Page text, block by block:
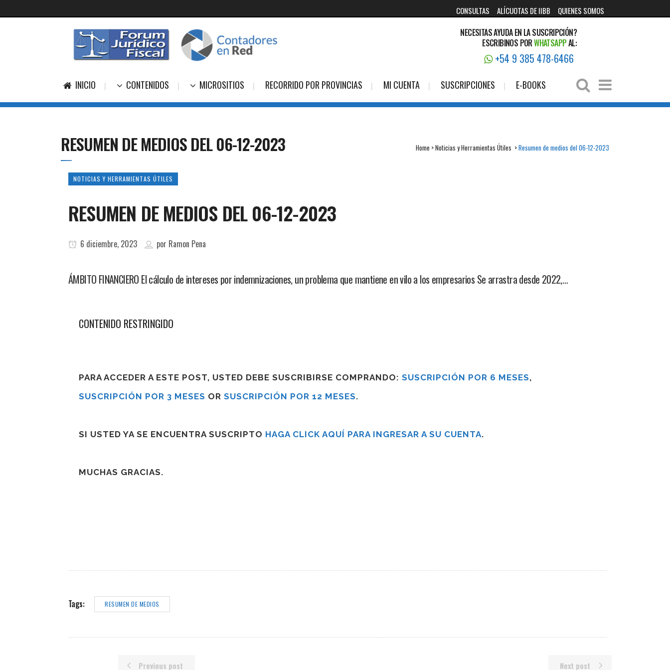
CONSULTAS ALÍCUOTAS DE IIBB QUIENES SOMOS
NECESITAS AYUDA EN LA SUSCRIPCIÓN?
ESCRIBINOS PORWHATSAPPAL:
+54 9 385 478-6466
INICIO CONTENIDOS MICROSITIOS RECORRIDO POR PROVINCIAS MI CUENTA SUSCRIPCIONES E-BOOKS
RESUMEN DE MEDIOS DEL 06-12-2023 Home >Noticias y Herramientas Útiles >Resumen de medios del 06-12-2023
NOTICIAS Y HERRAMIENTAS ÚTILES
RESUMEN DE MEDIOS DEL 06-12-2023
6 diciembre, 2023 por Ramon Pena
ÁMBITO FINANCIERO El cálculo de intereses por indemnizaciones, un problema que mantiene en vilo a los empresarios Se arrastra desde 2022,…
CONTENIDO RESTRINGIDO
PARA ACCEDER A ESTE POST, USTED DEBE SUSCRIBIRSE COMPRANDO: SUSCRIPCIÓN POR 6 MESES,
SUSCRIPCIÓN POR 3 MESES OR SUSCRIPCIÓN POR 12 MESES.
SI USTED YA SE ENCUENTRA SUSCRIPTO HAGA CLICK AQUÍ PARA INGRESAR A SU CUENTA.
MUCHAS GRACIAS.
Tags: RESUMEN DE MEDIOS
Previous post Next post